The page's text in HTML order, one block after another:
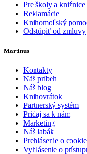
Pre školy a knižnice
Reklamácie
Knihomoľský
Odstúpiť od zmluvy
Martinus
Kontakty
Náš príbeh
Náš blog
Knihovrátok
Partnerský systém
Pridaj sa k nám
Marketing
Náš labák
Prehlásenie o
Vyhlásenie o